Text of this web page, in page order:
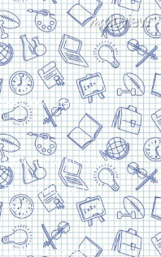
захищені
Оплата та доставка
Повернення та
обмін
Договір оферти